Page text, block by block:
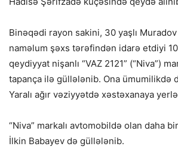
Binəqədi rayon sakini, 30 yaşlı
naməlum şəxs tərəfindən idarə etdiyi
qeydiyyat nişanlı “VAZ 2121” (“Niva”)
tapança ilə güllələnib. Ona ümumilikdə
Yaralı ağır vəziyyətdə xəstəxanaya
“Niva” markalı avtomobildə olan daha
İlkin Babayev də güllələnib.